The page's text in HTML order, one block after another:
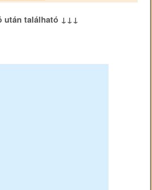
után található ↓↓↓